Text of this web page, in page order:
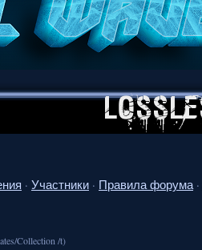
· Участники · Правила форума ·
Collection /t)